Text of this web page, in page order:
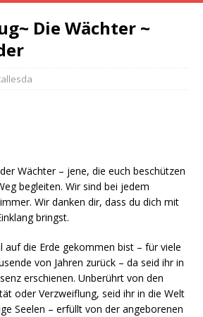
Die Wächter ~
Wächter – jene, die euch beschützen
begleiten. Wir sind bei jedem
Wir danken dir, dass du dich mit
bringst.
auf die Erde gekommen bist – für viele
von Jahren zurück – da seid ihr in
erschienen. Unberührt von den
oder Verzweiflung, seid ihr in die Welt
Seelen – erfüllt von der angeborenen